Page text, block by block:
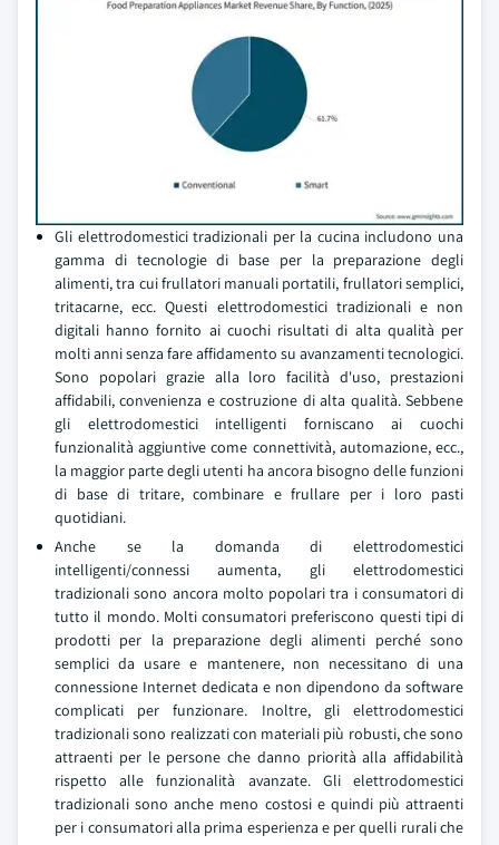
Gli elettrodomestici tradizionali per la cucina includono una
gamma di tecnologie di base per la preparazione degli
alimenti, tra cui frullatori manuali portatili, frullatori semplici,
tritacarne, ecc. Questi elettrodomestici tradizionali e non
digitali hanno fornito ai cuochi risultati di alta qualità per
molti anni senza fare affidamento su avanzamenti tecnologici.
Sono popolari grazie alla loro facilità d'uso, prestazioni
affidabili, convenienza e costruzione di alta qualità. Sebbene
gli elettrodomestici intelligenti forniscano ai cuochi
funzionalità aggiuntive come connettività, automazione, ecc.,
la maggior parte degli utenti ha ancora bisogno delle funzioni
di base di tritare, combinare e frullare per i loro pasti
quotidiani.
Anche se la domanda di elettrodomestici
intelligenti/connessi aumenta, gli elettrodomestici
tradizionali sono ancora molto popolari tra i consumatori di
tutto il mondo. Molti consumatori preferiscono questi tipi di
prodotti per la preparazione degli alimenti perché sono
semplici da usare e mantenere, non necessitano di una
connessione Internet dedicata e non dipendono da software
complicati per funzionare. Inoltre, gli elettrodomestici
tradizionali sono realizzati con materiali più robusti, che sono
attraenti per le persone che danno priorità alla affidabilità
rispetto alle funzionalità avanzate. Gli elettrodomestici
tradizionali sono anche meno costosi e quindi più attraenti
per i consumatori alla prima esperienza e per quelli rurali che